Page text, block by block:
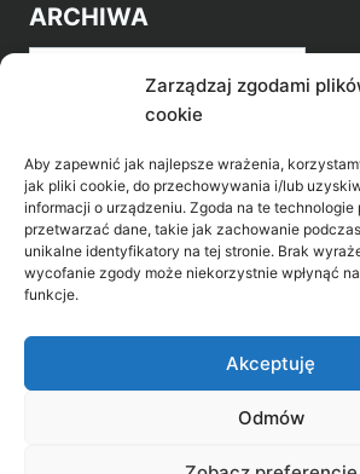
Zarządzaj zgodami
cookie
Aby zapewnić jak najlepsze wrażenia,
jak pliki cookie, do przechowywania i/lub
informacji o urządzeniu. Zgoda na te technologie
przetwarzać dane, takie jak zachowanie
unikalne identyfikatory na tej stronie. Brak
wycofanie zgody może niekorzystnie wpłynąć
funkcje.
Akceptuję
Odmów
ARCHIWA
Archiwa
POZNAJ LEPIEJ NASZ
>Gołdap Mazurski Zdrój